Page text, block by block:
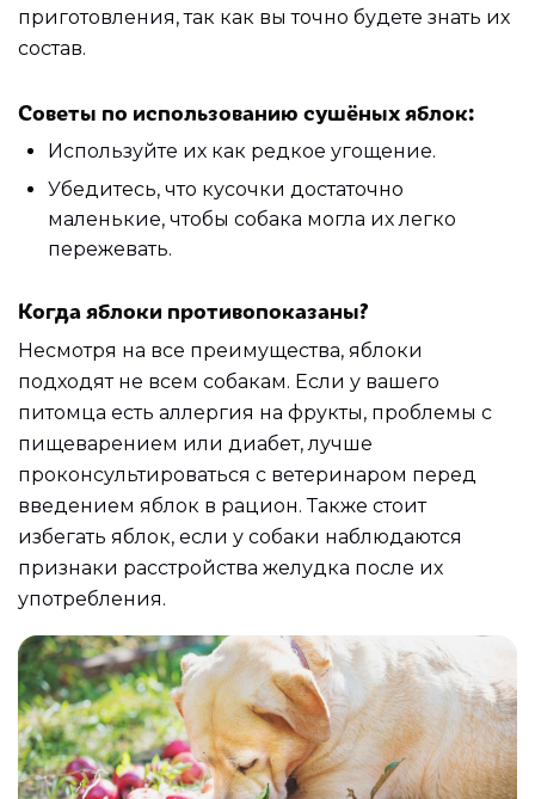
приготовления, так как вы точно будете знать их
состав.
Советы по использованию сушёных яблок:
Используйте их как редкое угощение.
Убедитесь, что кусочки достаточно
маленькие, чтобы собака могла их легко
пережевать.
Когда яблоки противопоказаны?
Несмотря на все преимущества, яблоки
подходят не всем собакам. Если у вашего
питомца есть аллергия на фрукты, проблемы с
пищеварением или диабет, лучше
проконсультироваться с ветеринаром перед
введением яблок в рацион. Также стоит
избегать яблок, если у собаки наблюдаются
признаки расстройства желудка после их
употребления.